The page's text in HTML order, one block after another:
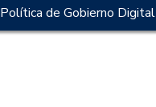
Política de Gobierno Digital